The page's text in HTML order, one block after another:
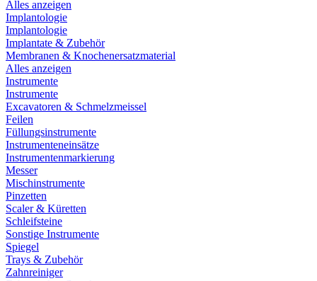
Alles anzeigen
Implantologie
Implantologie
Implantate & Zubehör
Membranen & Knochenersatzmaterial
Alles anzeigen
Instrumente
Instrumente
Excavatoren & Schmelzmeissel
Feilen
Füllungsinstrumente
Instrumenteneinsätze
Instrumentenmarkierung
Messer
Mischinstrumente
Pinzetten
Scaler & Küretten
Schleifsteine
Sonstige Instrumente
Spiegel
Trays & Zubehör
Zahnreiniger